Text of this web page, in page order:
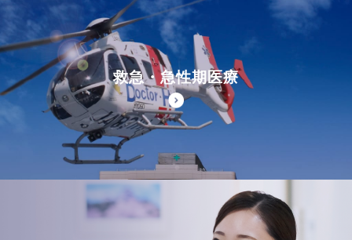
救急・急性期医療